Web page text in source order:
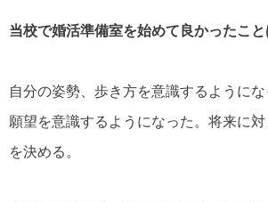
当校で婚活準備室を始めて良かったこ
自分の姿勢、歩き方を意識するようにな
願望を意識するようになった。将来に
を決める。